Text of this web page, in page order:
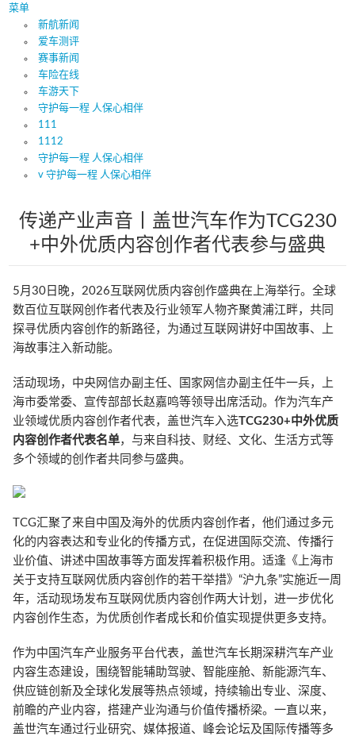
菜单
新航新闻
爱车测评
赛事新闻
车险在线
车游天下
守护每一程 人保心相伴
111
1112
守护每一程 人保心相伴
v 守护每一程 人保心相伴
传递产业声音丨盖世汽车作为TCG230
+中外优质内容创作者代表参与盛典
5月30日晚，2026互联网优质内容创作盛典在上海举行。全球
数百位互联网创作者代表及行业领军人物齐聚黄浦江畔，共同
探寻优质内容创作的新路径，为通过互联网讲好中国故事、上
海故事注入新动能。
活动现场，中央网信办副主任、国家网信办副主任牛一兵，上
海市委常委、宣传部部长赵嘉鸣等领导出席活动。作为汽车产
业领域优质内容创作者代表，盖世汽车入选TCG230+中外优质
内容创作者代表名单，与来自科技、财经、文化、生活方式等
多个领域的创作者共同参与盛典。
TCG汇聚了来自中国及海外的优质内容创作者，他们通过多元
化的内容表达和专业化的传播方式，在促进国际交流、传播行
业价值、讲述中国故事等方面发挥着积极作用。适逢《上海市
关于支持互联网优质内容创作的若干举措》“沪九条”实施近一周
年，活动现场发布互联网优质内容创作两大计划，进一步优化
内容创作生态，为优质创作者成长和价值实现提供更多支持。
作为中国汽车产业服务平台代表，盖世汽车长期深耕汽车产业
内容生态建设，围绕智能辅助驾驶、智能座舱、新能源汽车、
供应链创新及全球化发展等热点领域，持续输出专业、深度、
前瞻的产业内容，搭建产业沟通与价值传播桥梁。一直以来，
盖世汽车通过行业研究、媒体报道、峰会论坛及国际传播等多